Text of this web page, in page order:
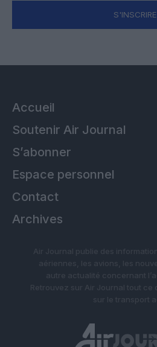
S'INSCRIRE
Accueil
Soutenir Air Journal
S’abonner
Espace personnel
Contact
Archives